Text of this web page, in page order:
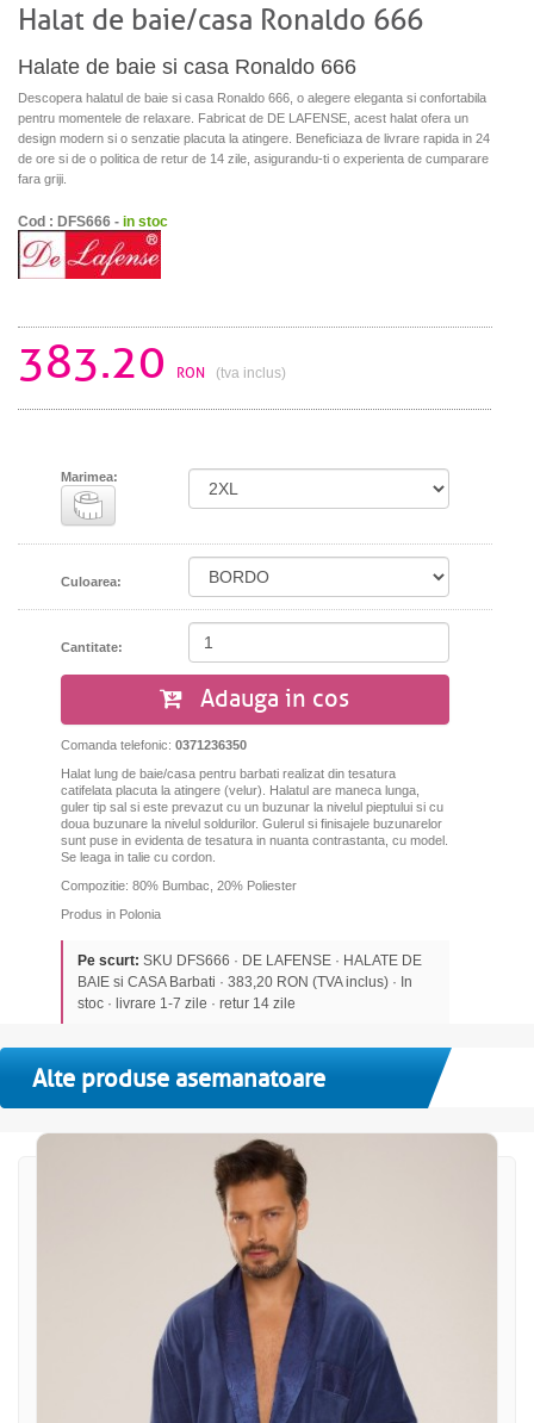
Halat de baie/casa Ronaldo 666
Halate de baie si casa Ronaldo 666
Descopera halatul de baie si casa Ronaldo 666, o alegere eleganta si confortabila
pentru momentele de relaxare. Fabricat de DE LAFENSE, acest halat ofera un
design modern si o senzatie placuta la atingere. Beneficiaza de livrare rapida in 24
de ore si de o politica de retur de 14 zile, asigurandu-ti o experienta de cumparare
fara griji.
Cod : DFS666 - in stoc
383.20 RON (tva inclus)
Marimea:
Culoarea:
Cantitate:
Adauga in cos
Comanda telefonic: 0371236350
Halat lung de baie/casa pentru barbati realizat din tesatura
catifelata placuta la atingere (velur). Halatul are maneca lunga,
guler tip sal si este prevazut cu un buzunar la nivelul pieptului si cu
doua buzunare la nivelul soldurilor. Gulerul si finisajele buzunarelor
sunt puse in evidenta de tesatura in nuanta contrastanta, cu model.
Se leaga in talie cu cordon.
Compozitie: 80% Bumbac, 20% Poliester
Produs in Polonia
Pe scurt: SKU DFS666 · DE LAFENSE · HALATE DE
BAIE si CASA Barbati · 383,20 RON (TVA inclus) · In
stoc · livrare 1-7 zile · retur 14 zile
Alte produse asemanatoare